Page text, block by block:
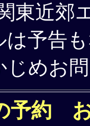
東近郊
予告
じめお
予約